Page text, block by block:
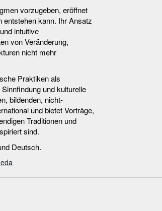
vorzugeben, eröffnet
entstehen kann. Ihr Ansatz
intuitive
von Veränderung,
nicht mehr
Praktiken als
und kulturelle
bildenden, nicht-
und bietet Vorträge,
Traditionen und
sind.
Deutsch.